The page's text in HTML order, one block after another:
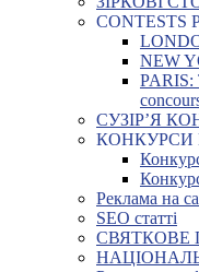
CONTESTS
NEW
PARIS:
СУЗІР’Я
КОНКУРСИ
Реклама на
SEO статті
СВЯТКОВЕ